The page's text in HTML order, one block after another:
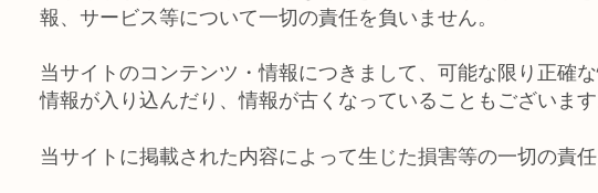
報、サービス等について一切の責任を負いません。
当サイトのコンテンツ・情報につきまして、可能な限り正確
情報が入り込んだり、情報が古くなっていることもございます
当サイトに掲載された内容によって生じた損害等の一切の責